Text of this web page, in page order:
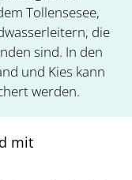
Tollensesee,
die
sind. In den
und Kies kann
werden.
mit